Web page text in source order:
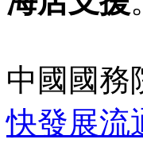
中國國務
快發展流